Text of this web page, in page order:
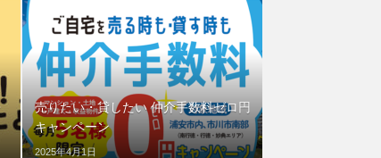
売りたい・貸したい 仲介手数料ゼロ円
キャンペーン
2025年4月1日